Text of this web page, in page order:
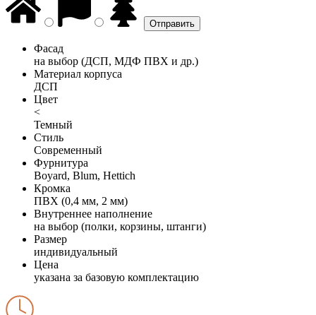
Фасад
на выбор (ДСП, МДФ ПВХ и др.)
Материал корпуса
ДСП
Цвет
<
Темный
Стиль
Современный
Фурнитура
Boyard, Blum, Hettich
Кромка
ПВХ (0,4 мм, 2 мм)
Внутреннее наполнение
на выбор (полки, корзины, штанги)
Размер
индивидуальный
Цена
указана за базовую комплектацию